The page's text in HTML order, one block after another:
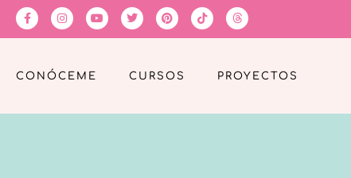
CONÓCEME CURSOS PROYECTOS